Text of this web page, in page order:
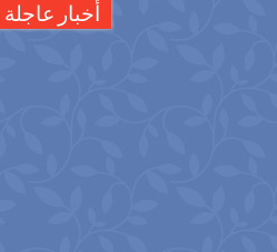
أخبار عاجلة